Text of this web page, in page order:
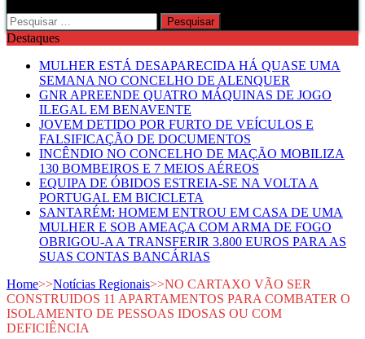
Pesquisar
por:
Destaques
MULHER ESTÁ DESAPARECIDA HÁ QUASE UMA
SEMANA NO CONCELHO DE ALENQUER
GNR APREENDE QUATRO MÁQUINAS DE JOGO
ILEGAL EM BENAVENTE
JOVEM DETIDO POR FURTO DE VEÍCULOS E
FALSIFICAÇÃO DE DOCUMENTOS
INCÊNDIO NO CONCELHO DE MAÇÃO MOBILIZA
130 BOMBEIROS E 7 MEIOS AÉREOS
EQUIPA DE ÓBIDOS ESTREIA-SE NA VOLTA A
PORTUGAL EM BICICLETA
SANTARÉM: HOMEM ENTROU EM CASA DE UMA
MULHER E SOB AMEAÇA COM ARMA DE FOGO
OBRIGOU-A A TRANSFERIR 3.800 EUROS PARA AS
SUAS CONTAS BANCÁRIAS
Home>>Notícias Regionais>>NO CARTAXO VÃO SER
CONSTRUIDOS 11 APARTAMENTOS PARA COMBATER O
ISOLAMENTO DE PESSOAS IDOSAS OU COM
DEFICIÊNCIA